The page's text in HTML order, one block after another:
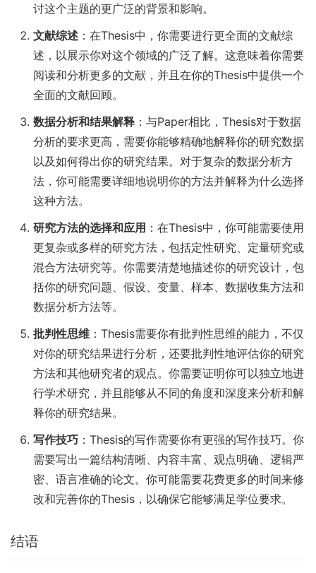
讨这个主题的更广泛的背景和影响。
文献综述 ：在Thesis中，你需要进行更全面的文献综
述，以展示你对这个领域的广泛了解。这意味着你需要
阅读和分析更多的文献，并且在你的Thesis中提供一个
全面的文献回顾。
数据分析和结果解释 ：与Paper相比，Thesis对于数据
分析的要求更高，需要你能够精确地解释你的研究数据
以及如何得出你的研究结果。对于复杂的数据分析方
法，你可能需要详细地说明你的方法并解释为什么选择
这种方法。
研究方法的选择和应用 ：在Thesis中，你可能需要使用
更复杂或多样的研究方法，包括定性研究、定量研究或
混合方法研究等。你需要清楚地描述你的研究设计，包
括你的研究问题、假设、变量、样本、数据收集方法和
数据分析方法等。
批判性思维 ：Thesis需要你有批判性思维的能力，不仅
对你的研究结果进行分析，还要批判性地评估你的研究
方法和其他研究者的观点。你需要证明你可以独立地进
行学术研究，并且能够从不同的角度和深度来分析和解
释你的研究结果。
写作技巧 ：Thesis的写作需要你有更强的写作技巧。你
需要写出一篇结构清晰、内容丰富、观点明确、逻辑严
密、语言准确的论文。你可能需要花费更多的时间来修
改和完善你的Thesis，以确保它能够满足学位要求。
结语